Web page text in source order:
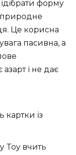
форму
природне
Це корисна
пасивна, а
і не дає
картки із
Toy вчить